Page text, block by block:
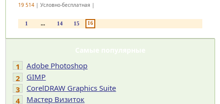
19 514| Условно-бесплатная |
1 ... 14 15 16
Самые популярные
1
Adobe Photoshop
2
GIMP
3
CorelDRAW Graphics Suite
4
Мастер Визиток